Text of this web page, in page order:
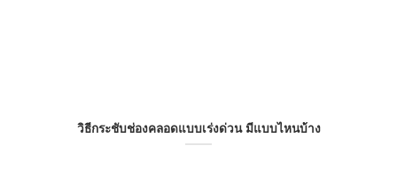
วิธีกระชับช่องคลอดแบบเร่งด่วน มีแบบไหนบ้าง